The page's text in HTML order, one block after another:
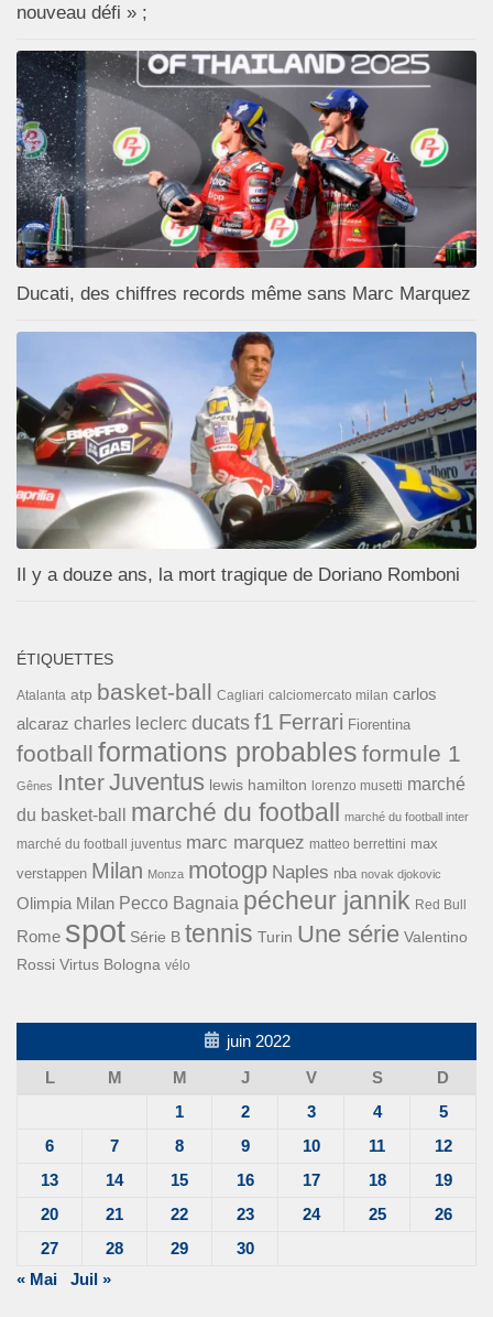
nouveau défi » ;
Ducati, des chiffres records même sans Marc Marquez
Il y a douze ans, la mort tragique de Doriano Romboni
ÉTIQUETTES
Atalanta atp basket-ball Cagliari calciomercato milan carlos
alcaraz charles leclerc ducats f1 Ferrari Fiorentina
football formations probables formule 1
Gênes InterJuventus lewis hamilton lorenzo musetti marché
du basket-ball
marché du football marché du football inter
marché du football juventus marc marquez matteo berrettini max
verstappen Milan Monza motogp Naples nba novak djokovic
Olimpia Milan Pecco Bagnaia pécheur jannik Red Bull
Rome spot Série B tennis Turin Une série Valentino
Rossi Virtus Bologna vélo
juin 2022
L
M M J V S
D
1
2 3 4
5
6
7 8 9 10 11
12
13
14 15 16 17 18
19
20
21 22 23 24 25
26
27
28 29
30
« Mai
Juil »